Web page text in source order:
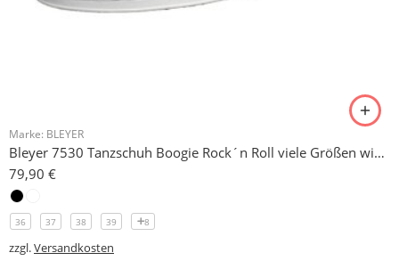
Marke: BLEYER
Bleyer 7530 Tanzschuh Boogie Rock´n Roll viele Größen wieder eingetroffen!
79,90 €
36 37 38 39 8
zzgl.Versandkosten